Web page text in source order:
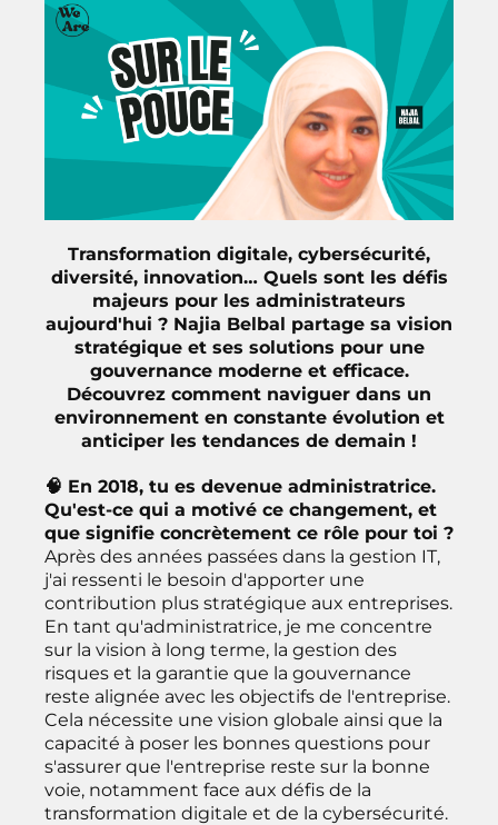
Transformation digitale, cybersécurité,
diversité, innovation… Quels sont les défis
majeurs pour les administrateurs
aujourd'hui ? Najia Belbal partage sa vision
stratégique et ses solutions pour une
gouvernance moderne et efficace.
Découvrez comment naviguer dans un
environnement en constante évolution et
anticiper les tendances de demain !
🧠 En 2018, tu es devenue administratrice.
Qu'est-ce qui a motivé ce changement, et
que signifie concrètement ce rôle pour toi ?
Après des années passées dans la gestion IT,
j'ai ressenti le besoin d'apporter une
contribution plus stratégique aux entreprises.
En tant qu'administratrice, je me concentre
sur la vision à long terme, la gestion des
risques et la garantie que la gouvernance
reste alignée avec les objectifs de l'entreprise.
Cela nécessite une vision globale ainsi que la
capacité à poser les bonnes questions pour
s'assurer que l'entreprise reste sur la bonne
voie, notamment face aux défis de la
transformation digitale et de la cybersécurité.